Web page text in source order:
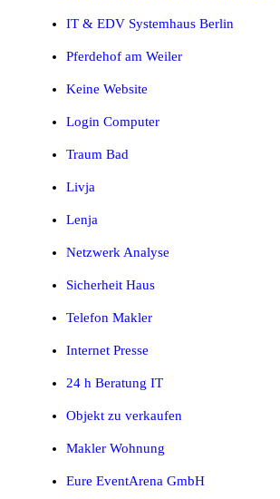
IT & EDV Systemhaus Berlin
Pferdehof am Weiler
Keine Website
Login Computer
Traum Bad
Livja
Lenja
Netzwerk Analyse
Sicherheit Haus
Telefon Makler
Internet Presse
24 h Beratung IT
Objekt zu verkaufen
Makler Wohnung
Eure EventArena GmbH